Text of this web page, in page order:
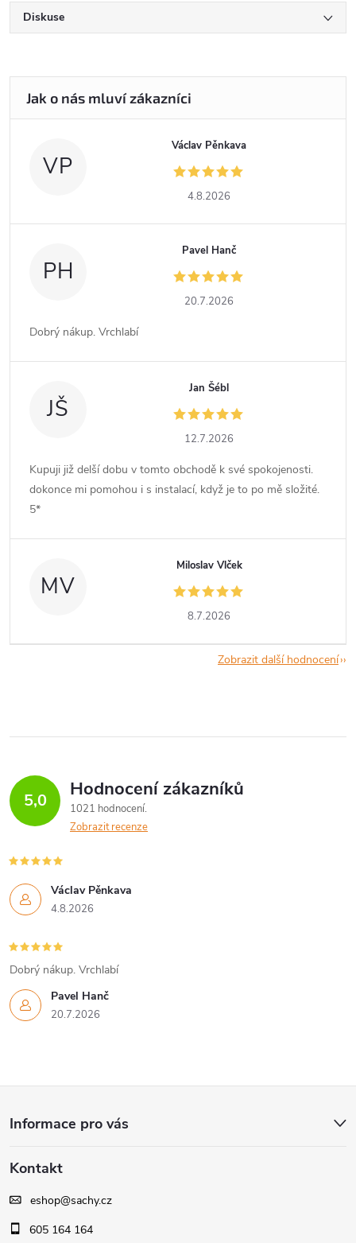
Diskuse
VP
Václav Pěnkava
4.8.2026
PH
Pavel Hanč
20.7.2026
Dobrý nákup. Vrchlabí
JŠ
Jan Šébl
12.7.2026
Kupuji již delší dobu v tomto obchodě k své spokojenosti.
dokonce mi pomohou i s instalací, když je to po mě složité.
5*
MV
Miloslav Vlček
8.7.2026
Zobrazit další hodnocení
5,0 Hodnocení zákazníků
1021 hodnocení
Zobrazit recenze
Václav Pěnkava
4.8.2026
Pavel Hanč
20.7.2026
Dobrý nákup. Vrchlabí
p
a
Informace pro vás
Kontakt
eshop@sachy.cz
605 164 164